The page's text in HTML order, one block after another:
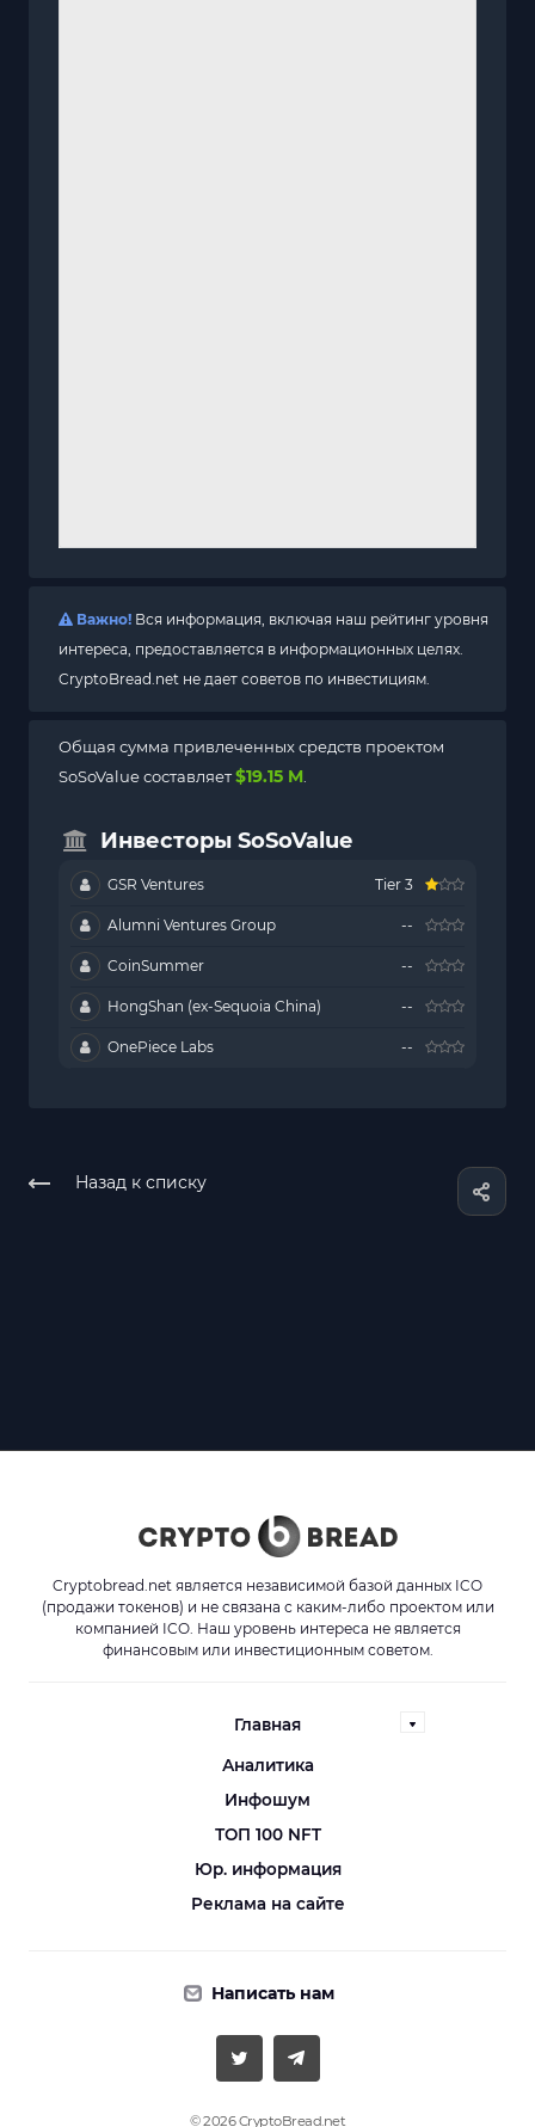
Важно! Вся информация, включая наш рейтинг уровня
интереса, предоставляется в информационных целях.
CryptoBread.net не дает советов по инвестициям.
Общая сумма привлеченных средств проектом
SoSoValue составляет$19.15 M.
Инвесторы SoSoValue
GSR Ventures Tier 3
Alumni Ventures Group --
CoinSummer --
HongShan (ex-Sequoia China) --
OnePiece Labs --
Назад к списку
Cryptobread.net является независимой базой данных ICO
(продажи токенов) и не связана с каким-либо проектом или
компанией ICO. Наш уровень интереса не является
финансовым или инвестиционным советом.
Главная
Аналитика
Инфошум
ТОП 100 NFT
Юр. информация
Реклама на сайте
Написать нам
© 2026 CryptoBread.net